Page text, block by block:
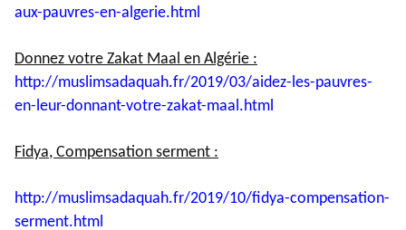
aux-pauvres-en-algerie.html
Donnez votre Zakat Maal en Algérie :
http://muslimsadaquah.fr/2019/03/aidez-les-pauvres-
en-leur-donnant-votre-zakat-maal.html
Fidya, Compensation serment :
http://muslimsadaquah.fr/2019/10/fidya-compensation-
serment.html